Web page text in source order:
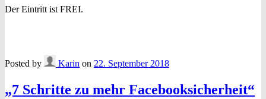
Der Eintritt ist FREI.
Posted by Karin on 22. September 2018
„7 Schritte zu mehr Facebooksicherheit“